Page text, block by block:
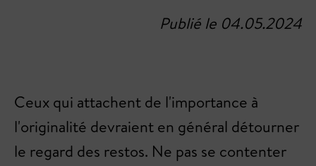
Publié le 04.05.2024
Ceux qui attachent de l'importance à
l'originalité devraient en général détourner
le regard des restos. Ne pas se contenter